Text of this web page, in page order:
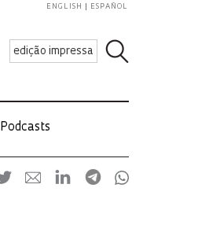
edição impressa
ENGLISH ESPAÑOL
Podcasts